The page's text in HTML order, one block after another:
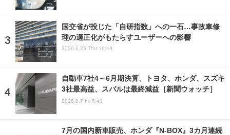
国交省が投じた「自研指数」への一石…事故車修
理の適正化がもたらすユーザーへの影響
2026.6.25 Thu 16:40
自動車7社4～6月期決算、トヨタ、ホンダ、スズキ
3社最高益、スバルは最終減益［新聞ウォッチ］
2026.8.7 Fri 5:43
7月の国内新車販売、ホンダ『N-BOX』3カ月連続